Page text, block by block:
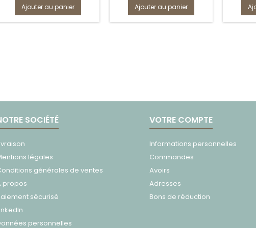
Ajouter au panier Ajouter au panier
SOCIÉTÉ
légales
générales de ventes
propos
sécurisé
personnelles
VOTRE COMPTE
Informations personnelles
Commandes
Avoirs
Adresses
Bons de réduction